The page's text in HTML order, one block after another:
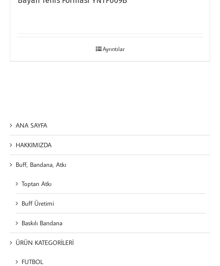
Ayrıntılar
ANA SAYFA
HAKKIMIZDA
Buff, Bandana, Atkı
Toptan Atkı
Buff Üretimi
Baskılı Bandana
ÜRÜN KATEGORİLERİ
FUTBOL